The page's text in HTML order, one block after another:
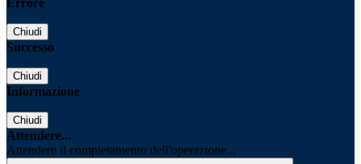
Errore
Chiudi
Successo
Chiudi
Informazione
Chiudi
Attendere...
Attendere il completamento dell'operazione...